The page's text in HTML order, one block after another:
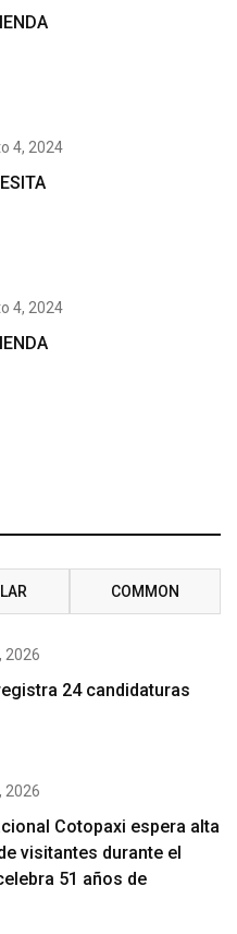
4, 2024
4, 2024
COMMON
2026
24 candidaturas
2026
Cotopaxi espera alta
visitantes durante el
51 años de